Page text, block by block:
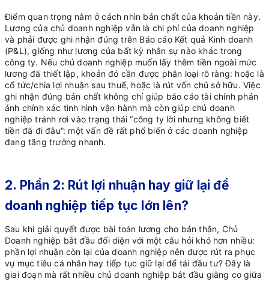
Điểm quan trọng nằm ở cách nhìn bản chất của khoản tiền này.
Lương của chủ doanh nghiệp vẫn là chi phí của doanh nghiệp
và phải được ghi nhận đúng trên Báo cáo Kết quả Kinh doanh
(P&L), giống như lương của bất kỳ nhân sự nào khác trong
công ty. Nếu chủ doanh nghiệp muốn lấy thêm tiền ngoài mức
lương đã thiết lập, khoản đó cần được phân loại rõ ràng: hoặc là
cổ tức/chia lợi nhuận sau thuế, hoặc là rút vốn chủ sở hữu. Việc
ghi nhận đúng bản chất không chỉ giúp báo cáo tài chính phản
ánh chính xác tình hình vận hành mà còn giúp chủ doanh
nghiệp tránh rơi vào trạng thái “công ty lời nhưng không biết
tiền đã đi đâu”: một vấn đề rất phổ biến ở các doanh nghiệp
đang tăng trưởng nhanh.
2. Phần 2: Rút lợi nhuận hay giữ lại để
doanh nghiệp tiếp tục lớn lên?
Sau khi giải quyết được bài toán lương cho bản thân, Chủ
Doanh nghiệp bắt đầu đối diện với một câu hỏi khó hơn nhiều:
phần lợi nhuận còn lại của doanh nghiệp nên được rút ra phục
vụ mục tiêu cá nhân hay tiếp tục giữ lại để tái đầu tư? Đây là
giai đoạn mà rất nhiều chủ doanh nghiệp bắt đầu giằng co giữa